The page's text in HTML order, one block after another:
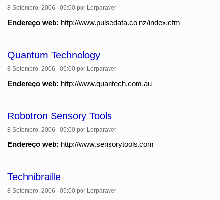
8 Setembro, 2006 - 05:00 por Lerparaver
Endereço web: http://www.pulsedata.co.nz/index.cfm
Quantum Technology
8 Setembro, 2006 - 05:00 por Lerparaver
Endereço web: http://www.quantech.com.au
Robotron Sensory Tools
8 Setembro, 2006 - 05:00 por Lerparaver
Endereço web: http://www.sensorytools.com
Technibraille
8 Setembro, 2006 - 05:00 por Lerparaver